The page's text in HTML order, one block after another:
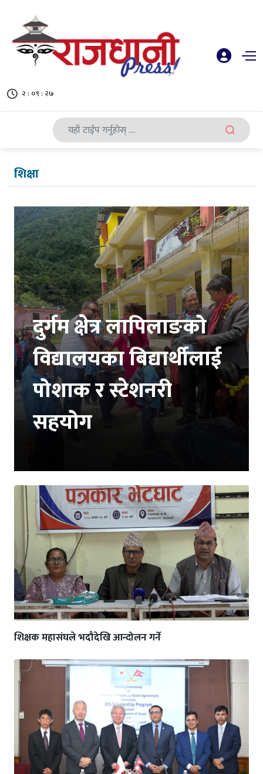
२ : ०९ : २८
शिक्षा
दुर्गम क्षेत्र लापिलाङको
विद्यालयका बिद्यार्थीलाई
पोशाक र स्टेशनरी
सहयोग
शिक्षक महासंघले भदौदेखि आन्दोलन गर्ने